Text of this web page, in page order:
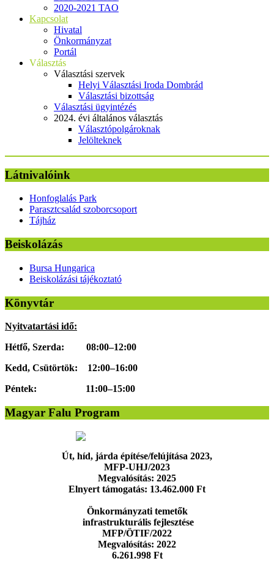
2020-2021 TAO
Kapcsolat
Hivatal
Önkormányzat
Portál
Választás
Választási szervek
Helyi Választási Iroda Dombrád
Választási bizottság
Választási ügyintézés
2024. évi általános választás
Választópolgároknak
Jelölteknek
Látnivalóink
Honfoglalás Park
Parasztcsalád szoborcsoport
Tájház
Beiskolázás
Bursa Hungarica
Beiskolázási tájékoztató
Könyvtár
Nyitvatartási idő:
Hétfő, Szerda: 08:00–12:00
Kedd, Csütörtök: 12:00–16:00
Péntek: 11:00–15:00
Magyar Falu Program
Út, híd, járda építése/felújítása 2023,
MFP-UHJ/2023
Megvalósítás: 2025
Elnyert támogatás: 13.462.000 Ft
Önkormányzati temetők
infrastrukturális fejlesztése
MFP/ÖTIF/2022
Megvalósítás: 2022
6.261.998 Ft